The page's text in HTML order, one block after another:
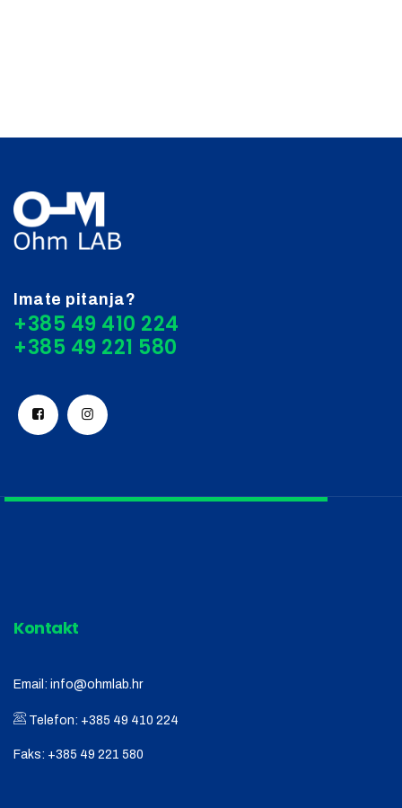
Imate pitanja?
+385 49 410 224
Kontakt
Email: info@ohmlab.hr
Telefon: +385 49 410 224
Faks: +385 49 221 580